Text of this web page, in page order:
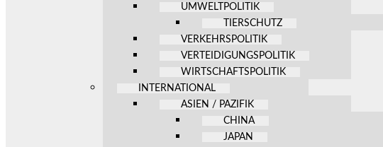
UMWELTPOLITIK
TIERSCHUTZ
VERKEHRSPOLITIK
VERTEIDIGUNGSPOLITIK
WIRTSCHAFTSPOLITIK
INTERNATIONAL
ASIEN / PAZIFIK
CHINA
JAPAN